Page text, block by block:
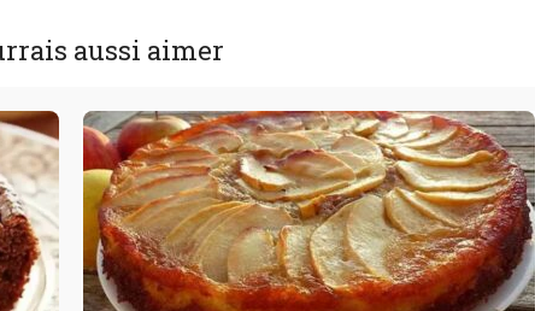
aussi aimer